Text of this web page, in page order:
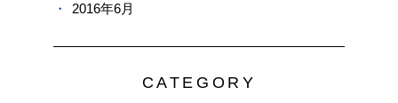
2016年6月
CATEGORY